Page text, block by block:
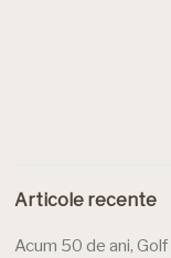
Articole recente
Acum 50 de ani,